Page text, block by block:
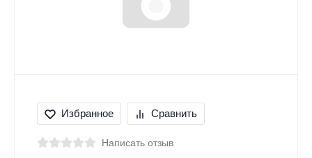
Избранное Сравнить
Написать отзыв